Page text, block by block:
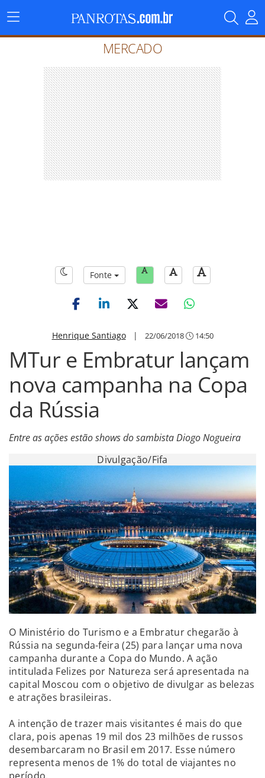
Menu
Principal
MERCADO
Fonte
Henrique Santiago| 22/06/2018 14:50
MTur e Embratur lançam
nova campanha na Copa
da Rússia
Entre as ações estão shows do sambista Diogo Nogueira
Divulgação/Fifa
O Ministério do Turismo e a Embratur chegarão à
Rússia na segunda-feira (25) para lançar uma nova
campanha durante a Copa do Mundo. A ação
intitulada Felizes por Natureza será apresentada na
capital Moscou com o objetivo de divulgar as belezas
e atrações brasileiras.
A intenção de trazer mais visitantes é mais do que
clara, pois apenas 19 mil dos 23 milhões de russos
desembarcaram no Brasil em 2017. Esse número
representa menos de 1% do total de viajantes no
período.